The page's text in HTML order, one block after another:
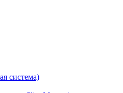
система)